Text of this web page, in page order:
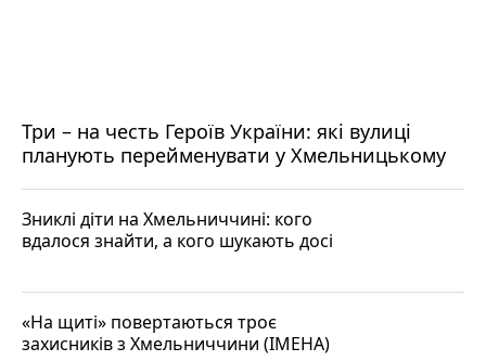
Три – на честь Героїв України: які вулиці
планують перейменувати у Хмельницькому
Зниклі діти на Хмельниччині: кого
вдалося знайти, а кого шукають досі
«На щиті» повертаються троє
захисників з Хмельниччини (ІМЕНА)